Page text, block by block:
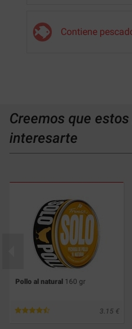
Contiene
Creemos que
interesarte
Pollo al natural 160 gr
3.15